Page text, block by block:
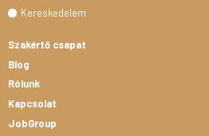
Kereskedelem
Szakértő csapat
Blog
Rólunk
Kapcsolat
JobGroup